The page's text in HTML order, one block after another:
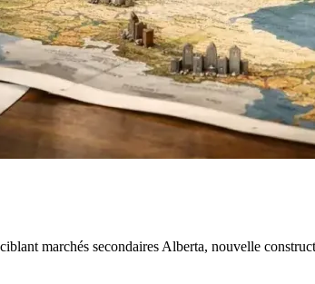
marchés secondaires Alberta, nouvelle